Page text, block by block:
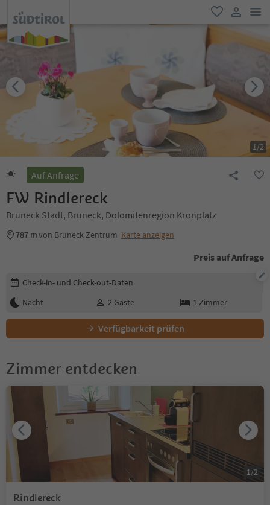
favorit
1/2
Auf Anfrage
FW Rindlereck
Bruneck Stadt, Bruneck, Dolomitenregion Kronplatz
787 mvon Bruneck Zentrum Karte anzeigen
Preis auf Anfrage
Buchungsdetails bearbeiten
Check-in- und Check-out-Daten
Nacht
2 Gäste 1 Zimmer
Verfügbarkeit prüfen
Zimmer entdecken
Rindlereck
1/2